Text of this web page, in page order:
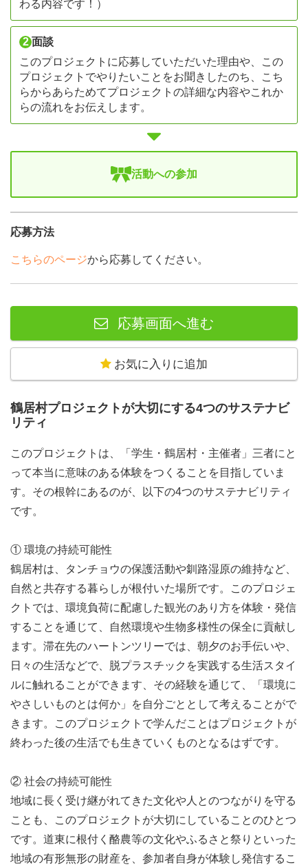
わる内容です！）
2 面談
このプロジェクトに応募していただいた理由や、この
プロジェクトでやりたいことをお聞きしたのち、こち
らからあらためてプロジェクトの詳細な内容やこれか
らの流れをお伝えします。
活動への参加
応募方法
こちらのページから応募してください。
応募画面へ進む
お気に入りに追加
鶴居村プロジェクトが大切にする4つのサステナビ
リティ
このプロジェクトは、「学生・鶴居村・主催者」三者にと
って本当に意味のある体験をつくることを目指していま
す。その根幹にあるのが、以下の4つのサステナビリティ
です。
① 環境の持続可能性
鶴居村は、タンチョウの保護活動や釧路湿原の維持など、
自然と共存する暮らしが根付いた場所です。このプロジェ
クトでは、環境負荷に配慮した観光のあり方を体験・発信
することを通じて、自然環境や生物多様性の保全に貢献し
ます。滞在先のハートンツリーでは、朝夕のお手伝いや、
日々の生活などで、脱プラスチックを実践する生活スタイ
ルに触れることができます、その経験を通じて、「環境に
やさしいものとは何か」を自分ごととして考えることがで
きます。このプロジェクトで学んだことはプロジェクトが
終わった後の生活でも生きていくものとなるはずです。
② 社会の持続可能性
地域に長く受け継がれてきた文化や人とのつながりを守る
ことも、このプロジェクトが大切にしていることのひとつ
です。道東に根付く酪農等の文化やふるさと祭りといった
地域の有形無形の財産を、参加者自身が体験し発信するこ